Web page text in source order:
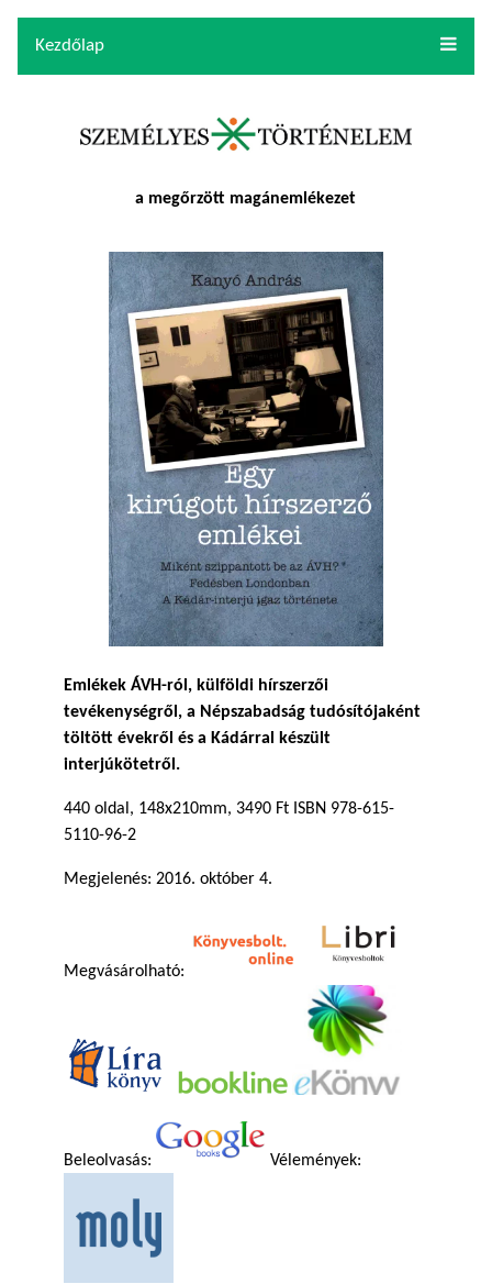
Kezdőlap
a megőrzött magánemlékezet
Emlékek ÁVH-ról, külföldi hírszerzői
tevékenységről, a Népszabadság tudósítójaként
töltött évekről és a Kádárral készült
interjúkötetről.
440 oldal, 148x210mm, 3490 Ft ISBN 978-615-
5110-96-2
Megjelenés: 2016. október 4.
Megvásárolható:
Beleolvasás: Vélemények: